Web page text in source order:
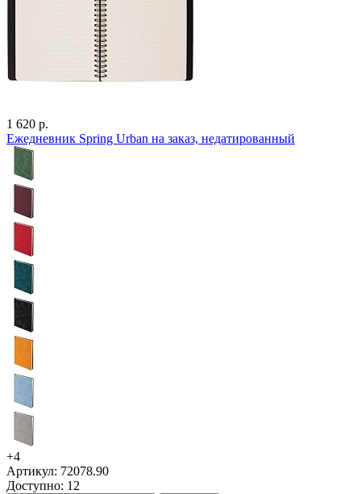
1 620 р.
Ежедневник Spring Urban на заказ, недатированный
+4
Артикул: 72078.90
Доступно: 12